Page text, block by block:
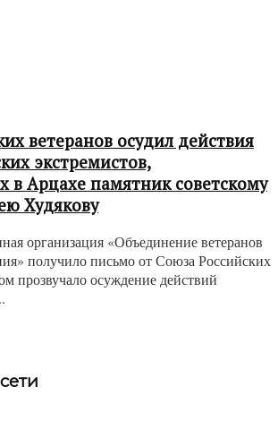
ветеранов осудил действия
экстремистов,
в Арцахе памятник советскому
Худякову
организация «Объединение ветеранов
получило письмо от Союза Российских
прозвучало осуждение действий